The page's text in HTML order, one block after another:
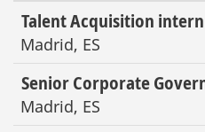
Talent Acquisition intern
Madrid, ES
Senior Corporate
Madrid, ES